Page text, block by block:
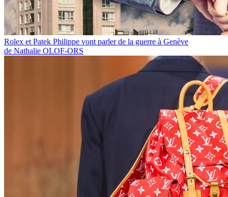
Rolex et Patek Philippe vont parler de la guerre à Genève
de Nathalie OLOF-ORS